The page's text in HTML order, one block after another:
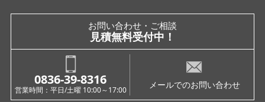
お問い合わせ・ご相談
見積無料受付中！
0836-39-8316
営業時間：平日/土曜 10:00～17:00 メールでのお問い合わせ